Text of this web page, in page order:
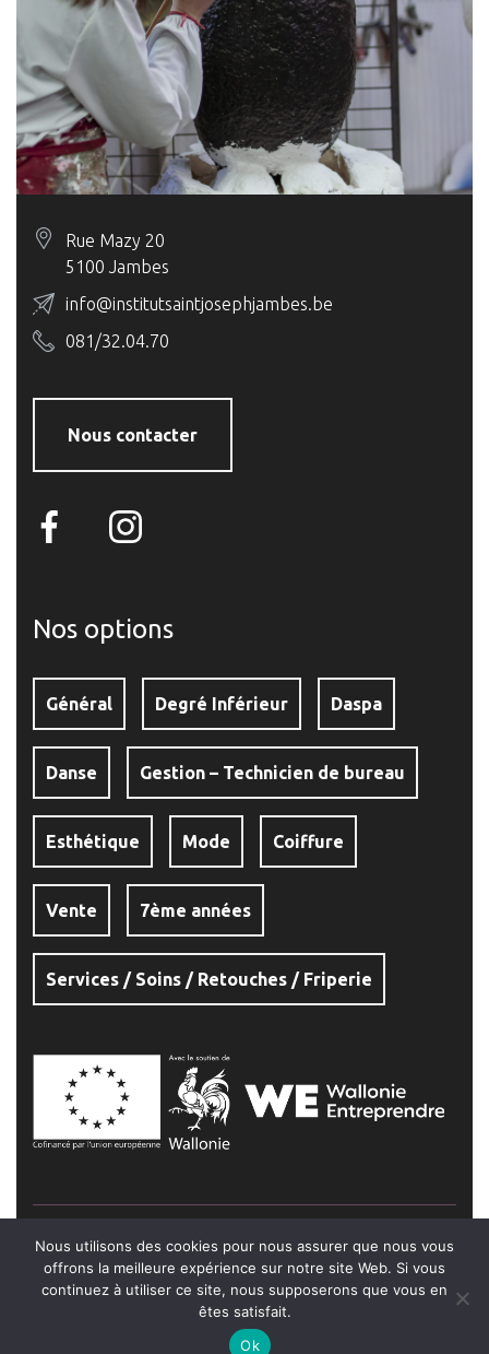
Rue Mazy 20
5100 Jambes
info@institutsaintjosephjambes.be
081/32.04.70
Nous contacter
Nos options
Général Degré Inférieur Daspa
Danse Gestion – Technicien de bureau
Esthétique Mode Coiffure
Vente 7ème années
Services / Soins / Retouches / Friperie
Institut Saint-Joseph Jambes © 2026
Politique de confidentialité
Nous utilisons des cookies pour nous assurer que nous vous
offrons la meilleure expérience sur notre site Web. Si vous
continuez à utiliser ce site, nous supposerons que vous en
êtes satisfait.
Ok